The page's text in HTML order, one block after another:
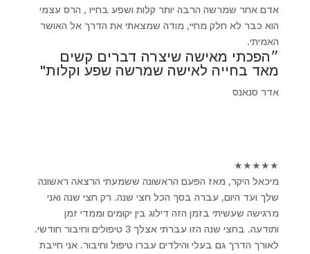
אדם אחר שמרשה הרבה יותר קלות ושפע בחייו , הרס עצמי
הוא כבר לא חלק מחיי, מודה שמצאתי את הדרך אל האושר
האמיתי.
״הפכתי מאישה שיצרה דברים קשים
מאד בחייה לאישה שמרשה שפע וקלות"
אדר סנאנס
★
★
★
★
★
מיכאל היקר, מאז הפעם הראשונה ששמעתי הרצאה ראשונה
שלך ועד היום, עברה בסך הכל חצי שנה. רק חצי שנה ואני
מרגישה שעשיתי בזמן הזה דילוג בין יקומים וממדי זמן
ותודעה. בחצי שנה הזו עברתי אצלך 3 טיפולים וחיבור חודשי.
לאורך הדרך גם בעלי והילדים עברו טיפול וחיבור. אני חייבת